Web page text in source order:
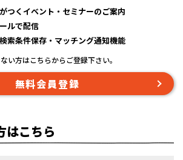
つくイベント・セミナーのご案内
ルで配信
索条件保存・マッチング通知機能
い方はこちらからご登録下さい。
無料会員登録
はこちら